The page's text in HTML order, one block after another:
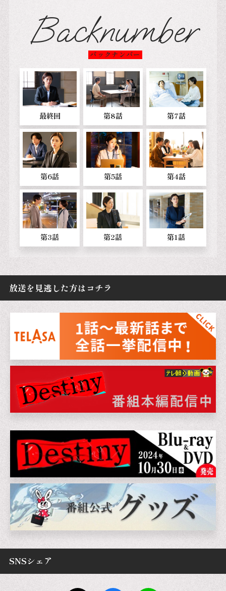
Backnumber
バックナンバー
最終回 第8話 第7話
第6話 第5話 第4話
第3話 第2話 第1話
放送を見逃した方はコチラ
SNSシェア